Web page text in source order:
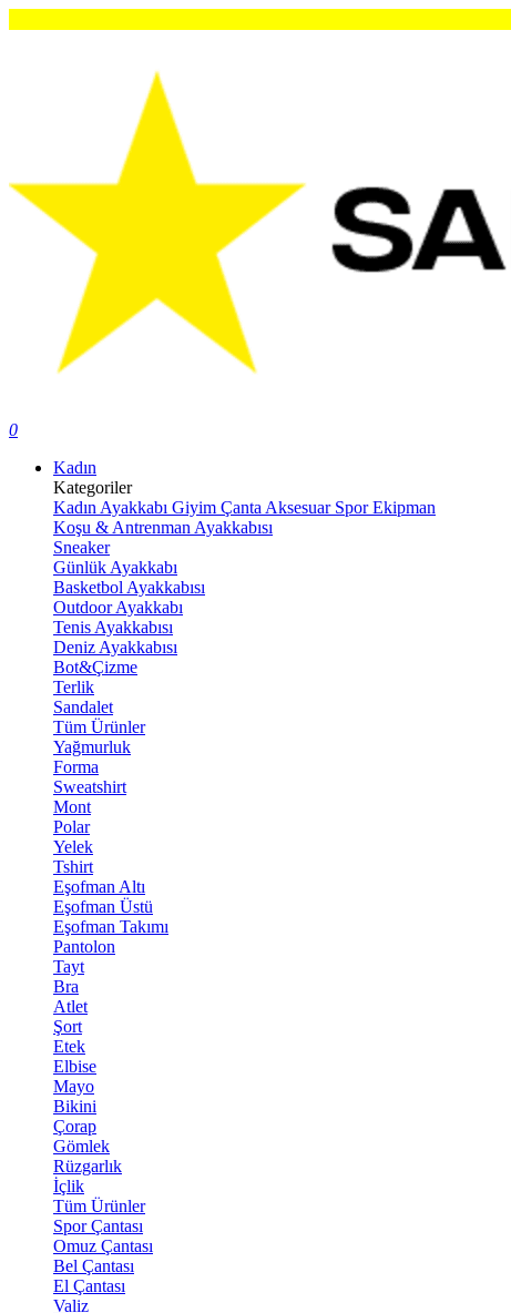
0
Kadın
Kategoriler
Kadın Ayakkabı Giyim Çanta Aksesuar Spor Ekipman
Koşu & Antrenman Ayakkabısı
Sneaker
Günlük Ayakkabı
Basketbol Ayakkabısı
Outdoor Ayakkabı
Tenis Ayakkabısı
Deniz Ayakkabısı
Bot&Çizme
Terlik
Sandalet
Tüm Ürünler
Yağmurluk
Forma
Sweatshirt
Mont
Polar
Yelek
Tshirt
Eşofman Altı
Eşofman Üstü
Eşofman Takımı
Pantolon
Tayt
Bra
Atlet
Şort
Etek
Elbise
Mayo
Bikini
Çorap
Gömlek
Rüzgarlık
İçlik
Tüm Ürünler
Spor Çantası
Omuz Çantası
Bel Çantası
El Çantası
Valiz